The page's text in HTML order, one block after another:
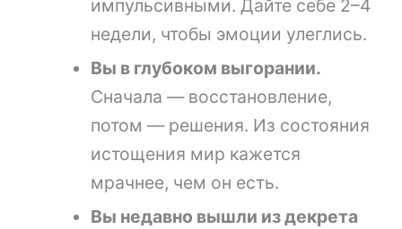
импульсивными. Дайте себе 2–4
недели, чтобы эмоции улеглись.
Вы в глубоком выгорании.
Сначала — восстановление,
потом — решения. Из состояния
истощения мир кажется
мрачнее, чем он есть.
Вы недавно вышли из декрета